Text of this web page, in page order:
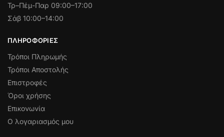
Τρ–Πέμ-Παρ 09:00–17:00
Σάβ 10:00–14:00
ΠΛΗΡΟΦΟΡΊΕΣ
Τρόποι Πληρωμής
Τρόποι Αποστολής
Επιστροφές
Όροι χρήσης
Επικονωνία
Ο λογαριασμός μου